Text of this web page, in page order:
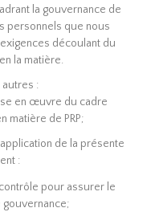
la gouvernance de
personnels que nous
découlant du
la matière.
:
en œuvre du cadre
matière de PRP;
de la présente
:
pour assurer le